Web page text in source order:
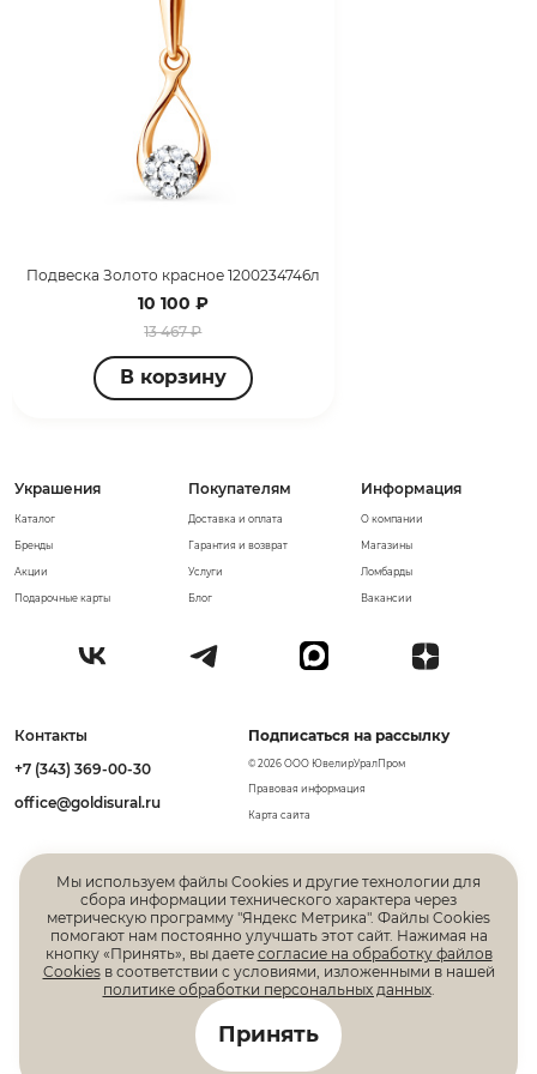
Подвеска Золото красное 1200234746л
10 100 ₽
13 467 ₽
В корзину
Информация
О компании
Магазины
Ломбарды
Вакансии
Украшения
Каталог
Бренды
Акции
Подарочные карты
Покупателям
Доставка и оплата
Гарантия и возврат
Услуги
Блог
Контакты
+7 (343) 369-00-30
office@goldisural.ru
Подписаться на рассылку
© 2026 ООО ЮвелирУралПром
Правовая информация
Карта сайта
Все права защищены. Информация, размещенная на
данной странице, не является публичной офертой
Мы используем файлы Cookies и другие технологии для
сбора информации технического характера через
метрическую программу "Яндекс Метрика". Файлы Cookies
помогают нам постоянно улучшать этот сайт. Нажимая на
кнопку «Принять», вы даете согласие на обработку файлов
Cookiesв соответствии с условиями, изложенными в нашей
политике обработки персональных данных.
Принять